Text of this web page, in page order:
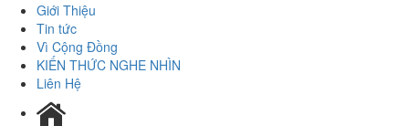
Giới Thiệu
Tin tức
Vì Cộng Đồng
KIẾN THỨC NGHE NHÌN
Liên Hệ